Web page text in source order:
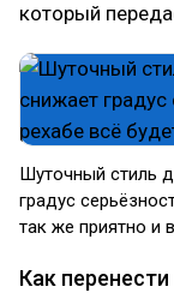
который
Шуточный стиль
градус
так же приятно и
Как